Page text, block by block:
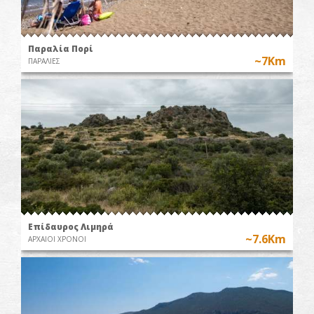
Παραλία Πορί
ΠΑΡΑΛΙΕΣ ~7Km
Επίδαυρος Λιμηρά
ΑΡΧΑΙΟΙ ΧΡΟΝΟΙ ~7.6Km